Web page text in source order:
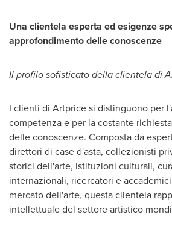
Una clientela esperta ed esigenze
approfondimento delle conoscenze
Il profilo sofisticato della clientela di
I clienti di Artprice si distinguono per
competenza e per la costante
delle conoscenze. Composta da
direttori di case d'asta, collezionisti
storici dell'arte, istituzioni culturali,
internazionali, ricercatori e
mercato dell'arte, questa clientela
intellettuale del settore artistico